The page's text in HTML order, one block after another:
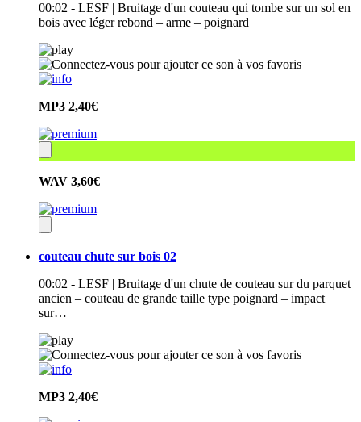
00:02 - LESF | Bruitage d'un couteau qui tombe sur un sol en
bois avec léger rebond – arme – poignard
MP3 2,40€
WAV 3,60€
couteau chute sur bois 02
00:02 - LESF | Bruitage d'un chute de couteau sur du parquet
ancien – couteau de grande taille type poignard – impact
sur…
MP3 2,40€